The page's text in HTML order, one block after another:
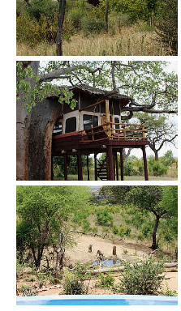
Show larger version
Show larger version